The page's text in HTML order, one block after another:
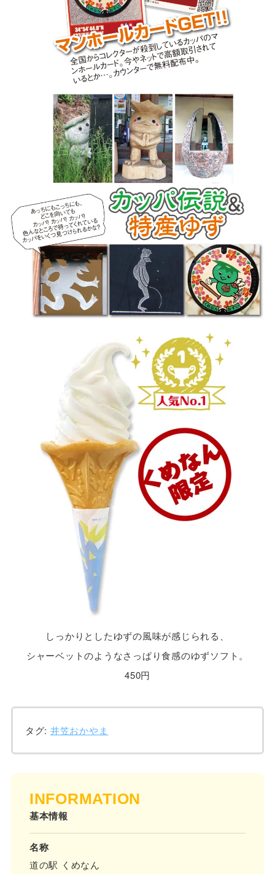
しっかりとしたゆずの風味が感じられる、
シャーベットのようなさっぱり食感のゆずソフト。
450円
タグ: 井笠おかやま
INFORMATION
基本情報
名称
道の駅 くめなん